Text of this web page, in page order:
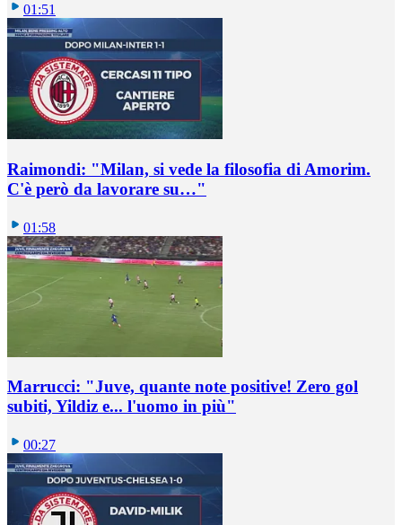
01:51
Raimondi: "Milan, si vede la filosofia di Amorim.
C'è però da lavorare su…"
01:58
Marrucci: "Juve, quante note positive! Zero gol
subiti, Yildiz e... l'uomo in più"
00:27